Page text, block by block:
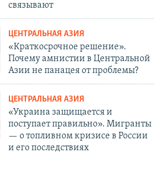
связывают
ЦЕНТРАЛЬНАЯ АЗИЯ
«Краткосрочное решение».
Почему амнистии в Центральной
Азии не панацея от проблемы?
ЦЕНТРАЛЬНАЯ АЗИЯ
«Украина защищается и
поступает правильно». Мигранты
— о топливном кризисе в России
и его последствиях